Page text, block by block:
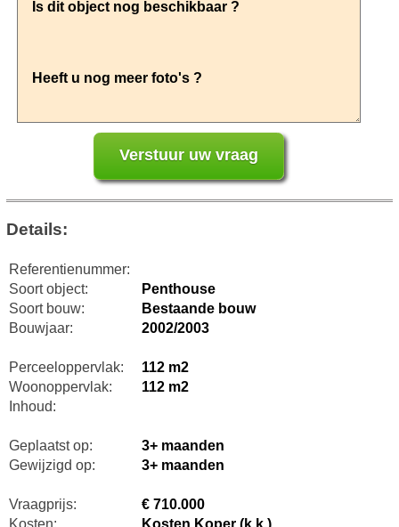
Details:
Referentienummer:
Soort object:
Penthouse
Soort bouw:
Bestaande bouw
Bouwjaar:
2002/2003
Perceeloppervlak:
112 m2
Woonoppervlak:
112 m2
Inhoud:
Geplaatst op:
3+ maanden
Gewijzigd op:
3+ maanden
Vraagprijs:
€ 710.000
Kosten:
Kosten Koper (k.k.)